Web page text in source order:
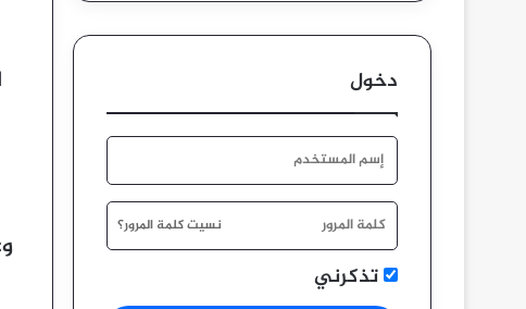
دخول
نسيت كلمة المرور؟
تذكرني